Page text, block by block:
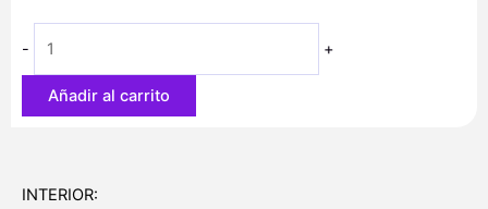
hasta
52,10 €
- +
Añadir al carrito
INTERIOR: